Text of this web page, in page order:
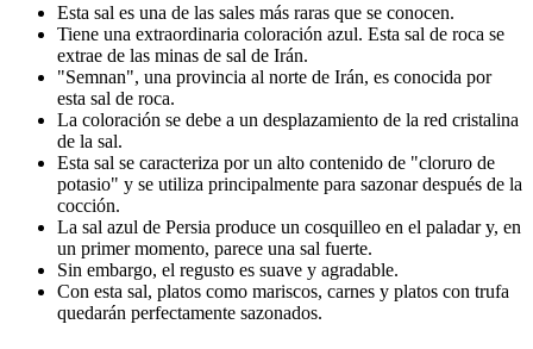
Esta sal es una de las sales más raras que se conocen.
Tiene una extraordinaria coloración azul. Esta sal de roca se
extrae de las minas de sal de Irán.
"Semnan", una provincia al norte de Irán, es conocida por
esta sal de roca.
La coloración se debe a un desplazamiento de la red cristalina
de la sal.
Esta sal se caracteriza por un alto contenido de "cloruro de
potasio" y se utiliza principalmente para sazonar después de la
cocción.
La sal azul de Persia produce un cosquilleo en el paladar y, en
un primer momento, parece una sal fuerte.
Sin embargo, el regusto es suave y agradable.
Con esta sal, platos como mariscos, carnes y platos con trufa
quedarán perfectamente sazonados.